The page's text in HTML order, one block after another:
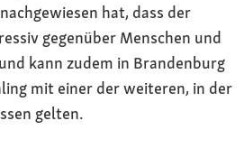
hat, dass der
gegenüber Menschen und
kann zudem in Brandenburg
mit einer der weiteren, in der
gelten.